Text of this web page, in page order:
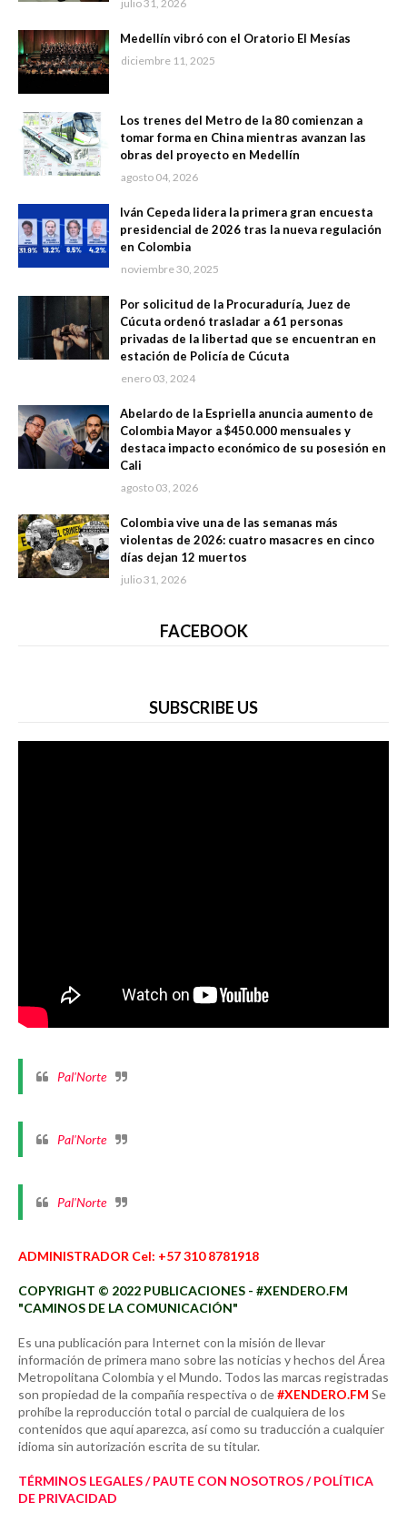
julio 31, 2026
Medellín vibró con el Oratorio El Mesías
diciembre 11, 2025
Los trenes del Metro de la 80 comienzan a
tomar forma en China mientras avanzan las
obras del proyecto en Medellín
agosto 04, 2026
Iván Cepeda lidera la primera gran encuesta
presidencial de 2026 tras la nueva regulación
en Colombia
noviembre 30, 2025
Por solicitud de la Procuraduría, Juez de
Cúcuta ordenó trasladar a 61 personas
privadas de la libertad que se encuentran en
estación de Policía de Cúcuta
enero 03, 2024
Abelardo de la Espriella anuncia aumento de
Colombia Mayor a $450.000 mensuales y
destaca impacto económico de su posesión en
Cali
agosto 03, 2026
Colombia vive una de las semanas más
violentas de 2026: cuatro masacres en cinco
días dejan 12 muertos
julio 31, 2026
FACEBOOK
SUBSCRIBE US
Pal'Norte
Pal'Norte
Pal'Norte
ADMINISTRADOR Cel: +57 310 8781918
COPYRIGHT © 2022 PUBLICACIONES - #XENDERO.FM
"CAMINOS DE LA COMUNICACIÓN"
Es una publicación para Internet con la misión de llevar
información de primera mano sobre las noticias y hechos del Área
Metropolitana Colombia y el Mundo. Todos las marcas registradas
son propiedad de la compañía respectiva o de#XENDERO.FM Se
prohíbe la reproducción total o parcial de cualquiera de los
contenidos que aquí aparezca, así como su traducción a cualquier
idioma sin autorización escrita de su titular.
TÉRMINOS LEGALES / PAUTE CON NOSOTROS / POLÍTICA
DE PRIVACIDAD